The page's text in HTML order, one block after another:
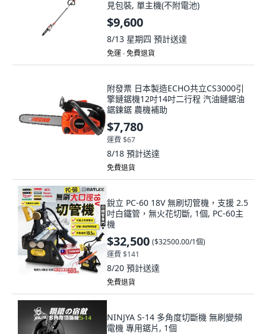
見包裝, 單主機(不附電池)
$9,600
8/13 星期四 預計送達
免運 ∙ 免費退貨
附發票 日本製造ECHO共立CS3000引
擎鏈鋸機12吋14吋二行程 汽油鏈鋸油
鋸鍊鋸 農機補助
$7,780
運費 $67
8/18 預計送達
免費退貨
銳立 PC-60 18V 無刷切管機，支援 2.5
吋白鐵管，無火花切斷, 1個, PC-60主
機
$32,500 ($32500.00/1個)
運費 $141
8/20 預計送達
免費退貨
NINJYA S-14 多角度切斷機 無刷變頻
電機 專用鋸片, 1個